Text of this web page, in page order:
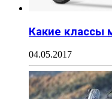
Какие классы
04.05.2017